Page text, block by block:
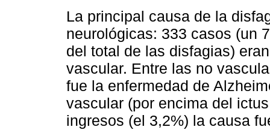
La principal causa de la
neurológicas: 333 casos (un
del total de las disfagias)
vascular. Entre las no
fue la enfermedad de
vascular (por encima del
ingresos (el 3,2%) la causa